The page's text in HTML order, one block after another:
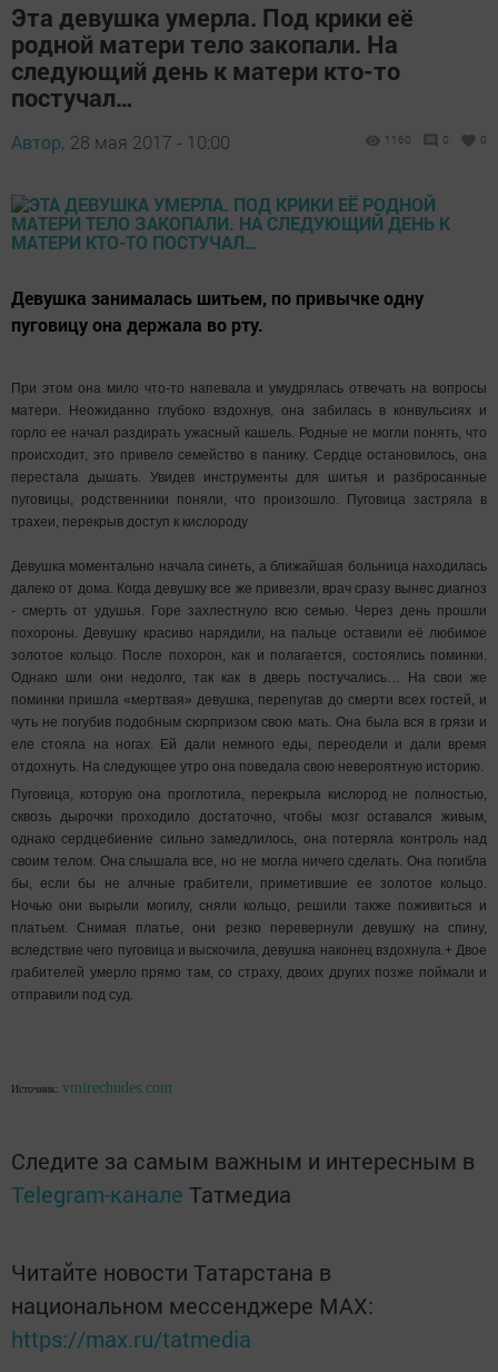
Эта девушка умерла. Под крики её
родной матери тело закопали. На
следующий день к матери кто-то
постучал…
Автор, 28 мая 2017 - 10:00 1160 0 0
Девушка занималась шитьем, по привычке одну
пуговицу она держала во рту.
При этом она мило что-то напевала и умудрялась отвечать на вопросы
матери. Неожиданно глубоко вздохнув, она забилась в конвульсиях и
горло ее начал раздирать ужасный кашель. Родные не могли понять, что
происходит, это привело семейство в панику. Сердце остановилось, она
перестала дышать. Увидев инструменты для шитья и разбросанные
пуговицы, родственники поняли, что произошло. Пуговица застряла в
трахеи, перекрыв доступ к кислороду
Девушка моментально начала синеть, а ближайшая больница находилась
далеко от дома. Когда девушку все же привезли, врач сразу вынес диагноз
- смерть от удушья. Горе захлестнуло всю семью. Через день прошли
похороны. Девушку красиво нарядили, на пальце оставили её любимое
золотое кольцо. После похорон, как и полагается, состоялись поминки.
Однако шли они недолго, так как в дверь постучались… На свои же
поминки пришла «мертвая» девушка, перепугав до смерти всех гостей, и
чуть не погубив подобным сюрпризом свою мать. Она была вся в грязи и
еле стояла на ногах. Ей дали немного еды, переодели и дали время
отдохнуть. На следующее утро она поведала свою невероятную историю.
Пуговица, которую она проглотила, перекрыла кислород не полностью,
сквозь дырочки проходило достаточно, чтобы мозг оставался живым,
однако сердцебиение сильно замедлилось, она потеряла контроль над
своим телом. Она слышала все, но не могла ничего сделать. Она погибла
бы, если бы не алчные грабители, приметившие ее золотое кольцо.
Ночью они вырыли могилу, сняли кольцо, решили также поживиться и
платьем. Снимая платье, они резко перевернули девушку на спину,
вследствие чего пуговица и выскочила, девушка наконец вздохнула.+ Двое
грабителей умерло прямо там, со страху, двоих других позже поймали и
отправили под суд.
Источник: vmirechudes.com
Следите за самым важным и интересным в
Telegram-канале Татмедиа
Читайте новости Татарстана в
национальном мессенджере MАХ:
https://max.ru/tatmedia